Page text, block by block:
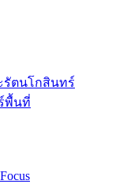
รัตนโกสินทร์
พื้นที่